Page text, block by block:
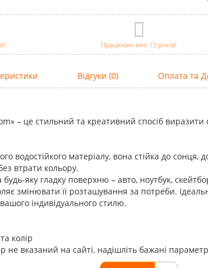
Працюємо вже 13 років!
Відгуки (0) Оплата та
– це стильний та креативний спосіб виразити
водостійкого матеріалу, вона стійка до
втрати кольору.
будь-яку гладку поверхню – авто, ноутбук,
змінювати її розташування за потреби.
індивідуального стилю.
колір
не вказаний на сайті, надішліть бажані